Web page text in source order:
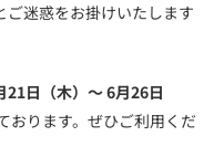
ご迷惑をお掛けいたします
21日（木）～ 6月26日
おります。ぜひご利用くだ